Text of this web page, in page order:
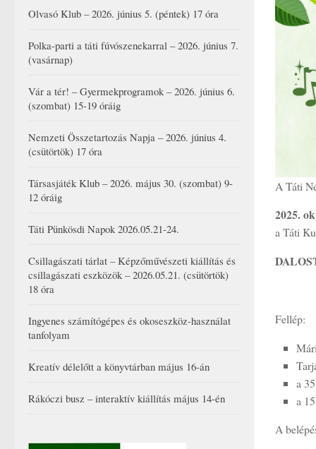
A Táti
2025.
a Táti
Fellép:
a
a
A
Olvasó Klub – 2026. június 5. (péntek) 17 óra
Polka-parti a táti fúvószenekarral – 2026. június 7.
(vasárnap)
Vár a tér! – Gyermekprogramok – 2026. június 6.
(szombat) 15-19 óráig
Nemzeti Összetartozás Napja – 2026. június 4.
(csütörtök) 17 óra
Társasjáték Klub – 2026. május 30. (szombat) 9-
12 óráig
Táti Pünkösdi Napok 2026.05.21-24.
Csillagászati tárlat – Képzőművészeti kiállítás és
csillagászati eszközök – 2026.05.21. (csütörtök)
18 óra
Ingyenes számítógépes és okoseszköz-használat
tanfolyam
Kreatív délelőtt a könyvtárban május 16-án
Rákóczi busz – interaktív kiállítás május 14-én